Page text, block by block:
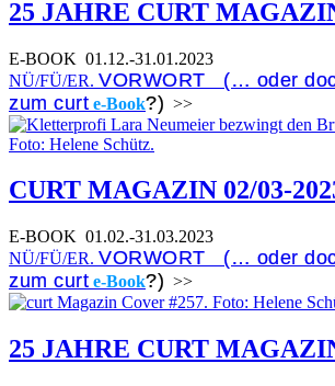
25 JAHRE CURT
E-BOOK 01.12.-31.01.2023
NÜ/FÜ/ER. VORWORT (… oder
zum curt e-Book?) >>
CURT MAGAZIN 02/03-
E-BOOK 01.02.-31.03.2023
NÜ/FÜ/ER. VORWORT (… oder
zum curt e-Book?) >>
25 JAHRE CURT